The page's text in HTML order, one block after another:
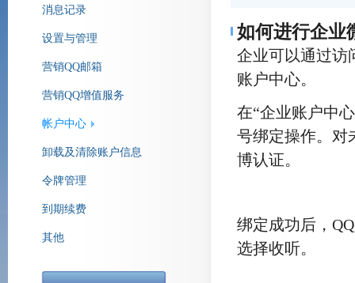
消息记录
设置与管理
营销QQ邮箱
营销QQ增值服务
帐户中心
卸载及清除账户信息
令牌管理
到期续费
其他
如何进行企业
企业可以通过访
账户中心。
在“企业账户中
号绑定操作。对
博认证。
绑定成功后，
选择收听。